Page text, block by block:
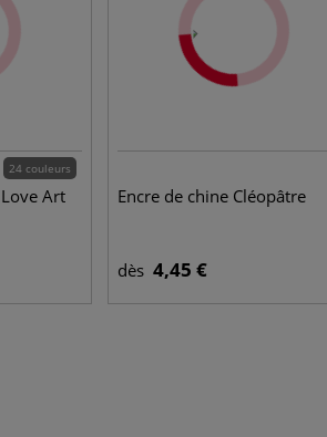
24 couleurs
Art Encre de chine Cléopâtre
dès 4,45 €